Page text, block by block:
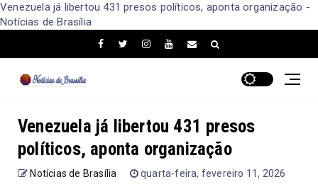
Venezuela já libertou 431 presos políticos, aponta organização -
Notícias de Brasília
Venezuela já libertou 431 presos
políticos, aponta organização
Notícias de Brasília quarta-feira, fevereiro 11, 2026